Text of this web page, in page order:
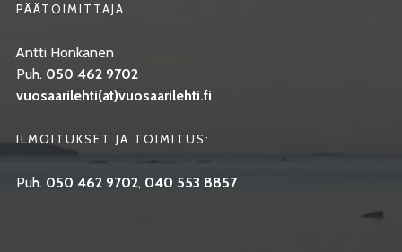
PÄÄTOIMITTAJA
Antti Honkanen
Puh. 050 462 9702
vuosaarilehti(at)vuosaarilehti.fi
ILMOITUKSET JA TOIMITUS:
Puh. 050 462 9702, 040 553 8857